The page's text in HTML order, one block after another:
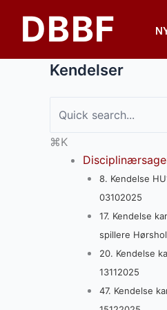
indholdetDBBF
Kendelser
⌘K
8. Kendelse
03102025
17. Kendelse
spillere
20. Kendelse
13112025
47. Kendelse
navigation